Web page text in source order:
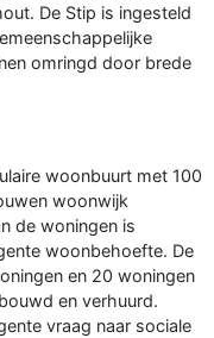
De Stip is ingesteld
omringd door brede
woonbuurt met 100
woonwijk
de woningen is
woonbehoefte. De
en 20 woningen
en verhuurd.
vraag naar sociale